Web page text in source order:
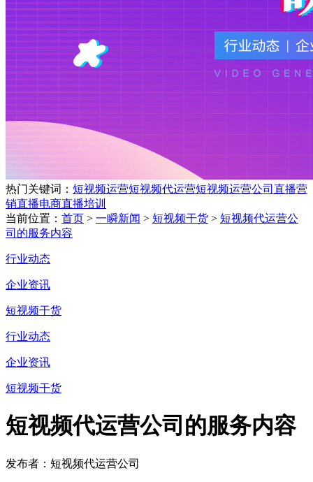
热门关键词： 短视频运营短视频代运营短视频运营公司 直播营
销直播电商直播培训
当前位置： 首页 > 一瞬新闻 > 短视频干货 > 短视频代运营公
司的服务内容
行业动态
企业资讯
短视频干货
行业动态
企业资讯
短视频干货
短视频代运营公司的服务内容
发布者：短视频代运营公司